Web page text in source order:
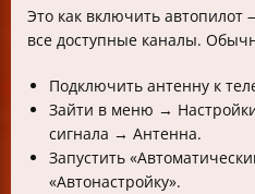
Это как включить автопилот
все доступные каналы.
Подключить антенну к
Зайти в меню →
сигнала → Антенна.
Запустить
«Автонастройку».